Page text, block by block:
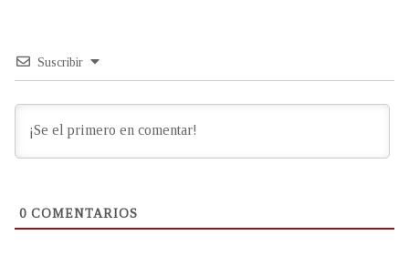
Suscribir
0 COMENTARIOS